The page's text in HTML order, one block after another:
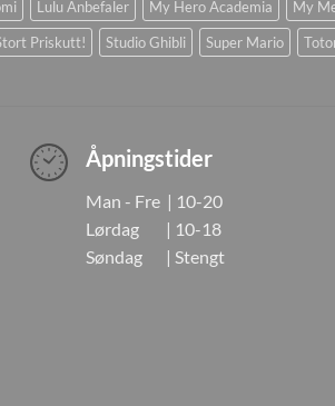
Lulu Anbefaler My Hero Academia My
Priskutt! Studio Ghibli Super Mario
Åpningstider
Man - Fre | 10-20
Lørdag | 10-18
Søndag | Stengt